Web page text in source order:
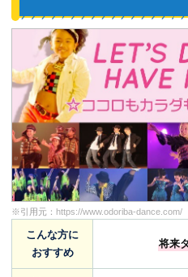
※引用元： https://www.odoriba-dance.com/
こんな方に
おすすめ
将来